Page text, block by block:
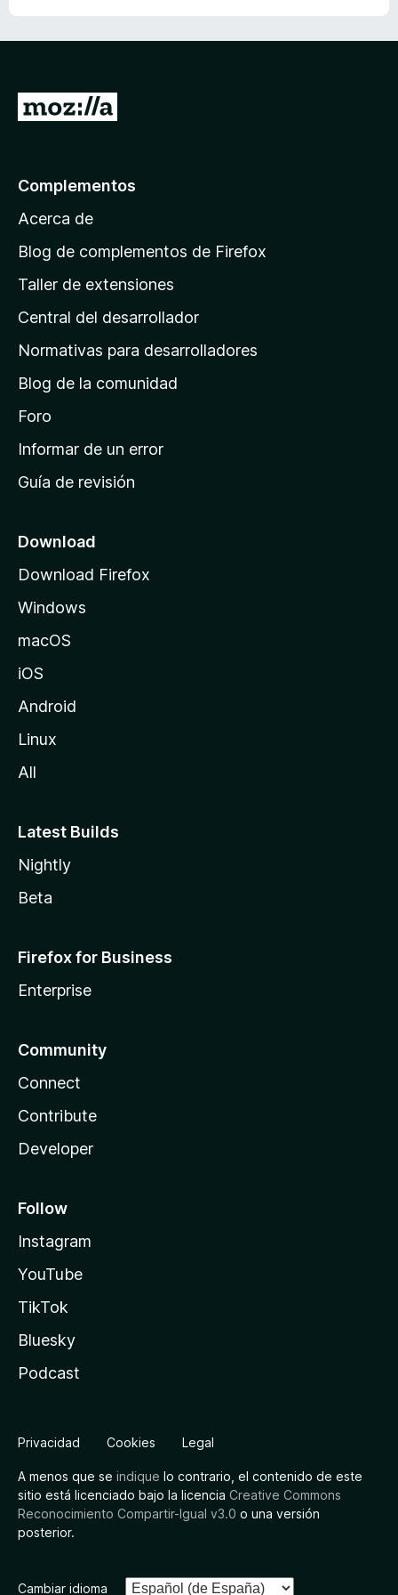
p
á
n
a
e
i
n
c
o
e
M
i
l
Complementos
Acerca de
Blog de complementos de Firefox
Taller de extensiones
Central del desarrollador
Normativas para desarrolladores
Blog de la comunidad
Foro
Informar de un error
Guía de revisión
Download
Download Firefox
Windows
macOS
iOS
Android
Linux
All
Latest Builds
Nightly
Beta
Firefox for Business
Enterprise
Community
Connect
Contribute
Developer
Follow
Instagram
YouTube
TikTok
Bluesky
Podcast
Privacidad Cookies Legal
A menos que se indique lo contrario, el contenido de este
sitio está licenciado bajo la licencia Creative Commons
Reconocimiento Compartir-Igual v3.0 o una versión
posterior.
Cambiar idioma